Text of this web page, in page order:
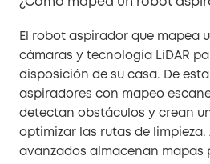
El robot aspirador que mapea
cámaras y tecnología LiDAR
disposición de su casa. De
aspiradores con mapeo
detectan obstáculos y crean
optimizar las rutas de limpieza.
avanzados almacenan mapas